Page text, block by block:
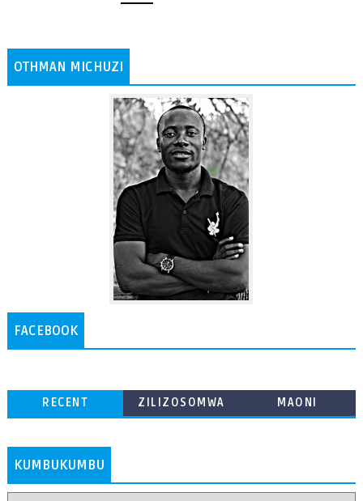
OTHMAN MICHUZI
FACEBOOK
RECENT
ZILIZOSOMWA
MAONI
KUMBUKUMBU